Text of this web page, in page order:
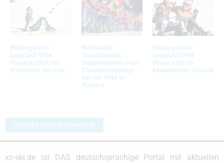
Bildergalerie
Langlauf WM
Planica (SLO) 50
Kilometer Herren
Nordische
Kombination:
Impressionen vom
Einzelwettkampf
bei der WM in
Planica
Bildergalerie
Langlauf WM
Planica (SLO)
Massenstart Damen
Schreibe einen Kommentar
xc-ski.de ist DAS deutschsprachige Portal mit aktuellen